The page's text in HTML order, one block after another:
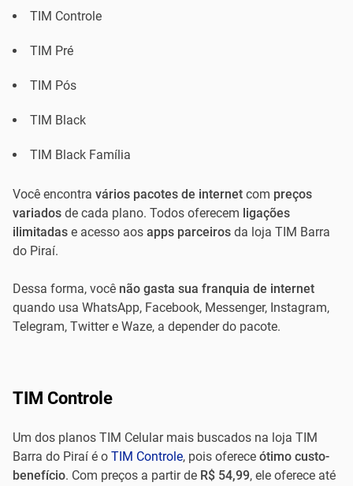
TIM Controle
TIM Pré
TIM Pós
TIM Black
TIM Black Família
Você encontra vários pacotes de internet com preços
variados de cada plano. Todos oferecem ligações
ilimitadas e acesso aos apps parceiros da loja TIM Barra
do Piraí.
Dessa forma, você não gasta sua franquia de internet
quando usa WhatsApp, Facebook, Messenger, Instagram,
Telegram, Twitter e Waze, a depender do pacote.
TIM Controle
Um dos planos TIM Celular mais buscados na loja TIM
Barra do Piraí é o TIM Controle, pois oferece ótimo custo-
benefício. Com preços a partir de R$ 54,99, ele oferece até